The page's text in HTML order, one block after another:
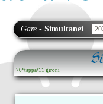
Gare - Simultanei
70ª tappa/11 gironi